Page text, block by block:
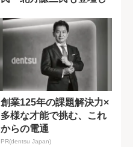
創業125年の課題解決力×
多様な才能で挑む、これ
からの電通
PR(dentsu Japan)